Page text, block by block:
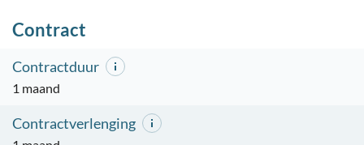
Contract
Contractduur
1 maand
Contractverlenging